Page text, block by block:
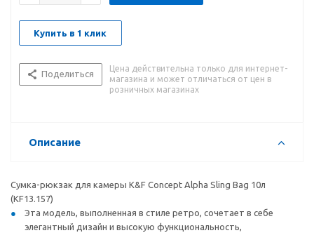
Купить в 1 клик
Поделиться
Цена действительна только для интернет-
магазина и может отличаться от цен в
розничных магазинах
Описание
Сумка-рюкзак для камеры K&F Concept Alpha Sling Bag 10л
(KF13.157)
Эта модель, выполненная в стиле ретро, сочетает в себе
элегантный дизайн и высокую функциональность,